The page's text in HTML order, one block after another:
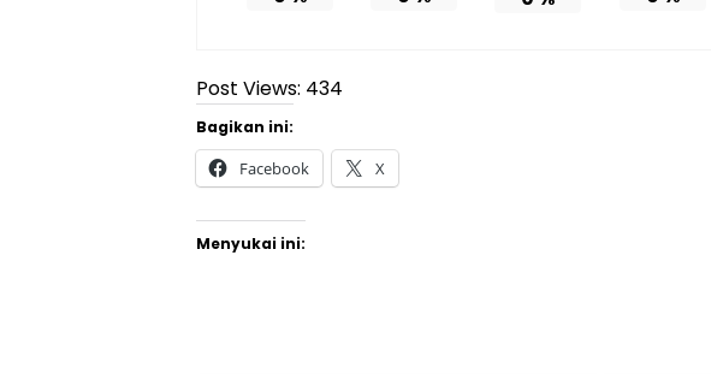
Post Views: 434
Bagikan ini:
Facebook X
Menyukai ini: